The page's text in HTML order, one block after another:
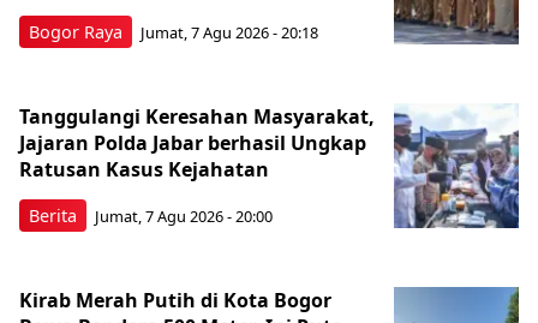
Bogor Raya Jumat, 7 Agu 2026 - 20:18
Berita
Tanggulangi Keresahan Masyarakat,
Jajaran Polda Jabar berhasil Ungkap
Ratusan Kasus Kejahatan
Jumat, 7 Agu 2026 - 20:00
Kirab Merah Putih di Kota Bogor